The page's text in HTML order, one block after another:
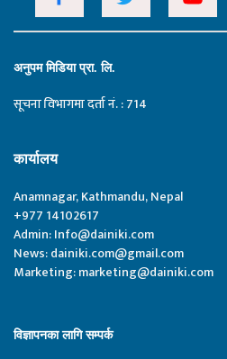
अनुपम मिडिया प्रा. लि.
सूचना विभागमा दर्ता नं. : 714
कार्यालय
Anamnagar, Kathmandu, Nepal
+977 14102617
Admin:Info@dainiki.com
News:dainiki.com@gmail.com
Marketing:marketing@dainiki.com
विज्ञापनका लागि सम्पर्क